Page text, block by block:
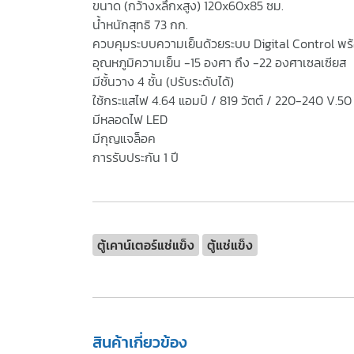
ขนาด (กว้างxลึกxสูง) 120x60x85 ซม.
น้ำหนักสุทธิ 73 กก.
ควบคุมระบบความเย็นด้วยระบบ Digital Control
อุณหภูมิความเย็น -15 องศา ถึง -22 องศาเซลเซียส
มีชั้นวาง 4 ชั้น (ปรับระดับได้)
ใช้กระแสไฟ 4.64 แอมป์ / 819 วัตต์ / 220-240 V.50
มีหลอดไฟ LED
มีกุญแจล็อค
การรับประกัน 1 ปี
ตู้เคาน์เตอร์แช่แข็ง ตู้แช่แข็ง
สินค้าเกี่ยวข้อง